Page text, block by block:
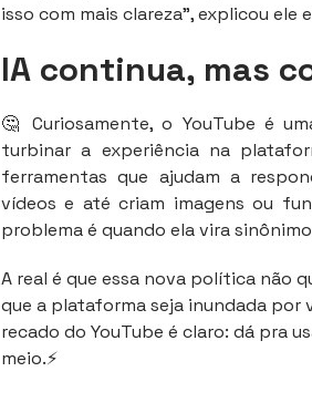
isso com mais clareza”, explicou
IA continua, mas
🤔 Curiosamente, o YouTube é
turbinar a experiência na
ferramentas que ajudam a
vídeos e até criam imagens ou
problema é quando ela vira
A real é que essa nova política não
que a plataforma seja inundada por
recado do YouTube é claro: dá pra
meio.⚡